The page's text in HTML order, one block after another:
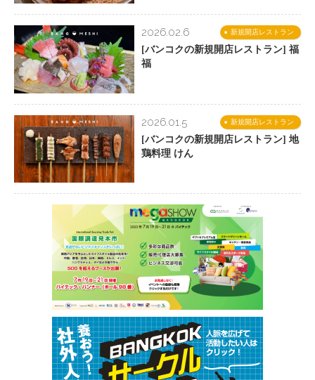
新規開店レストラン
2026.02.6
[バンコクの新規開店レストラン] 福
福
新規開店レストラン
2026.01.5
[バンコクの新規開店レストラン] 地
鶏料理 けん